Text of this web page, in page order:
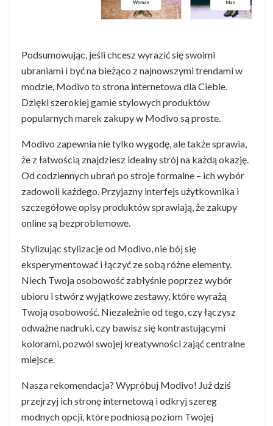
Podsumowując, jeśli chcesz wyrazić się swoimi
ubraniami i być na bieżąco z najnowszymi trendami w
modzie, Modivo to strona internetowa dla Ciebie.
Dzięki szerokiej gamie stylowych produktów
popularnych marek zakupy w Modivo są proste.
Modivo zapewnia nie tylko wygodę, ale także sprawia,
że z łatwością znajdziesz idealny strój na każdą okazję.
Od codziennych ubrań po stroje formalne – ich wybór
zadowoli każdego. Przyjazny interfejs użytkownika i
szczegółowe opisy produktów sprawiają, że zakupy
online są bezproblemowe.
Stylizując stylizacje od Modivo, nie bój się
eksperymentować i łączyć ze sobą różne elementy.
Niech Twoja osobowość zabłyśnie poprzez wybór
ubioru i stwórz wyjątkowe zestawy, które wyrażą
Twoją osobowość. Niezależnie od tego, czy łączysz
odważne nadruki, czy bawisz się kontrastującymi
kolorami, pozwól swojej kreatywności zająć centralne
miejsce.
Nasza rekomendacja? Wypróbuj Modivo! Już dziś
przejrzyj ich stronę internetową i odkryj szereg
modnych opcji, które podniosą poziom Twojej